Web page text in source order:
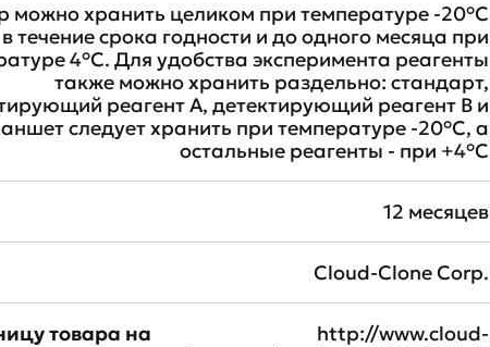
можно хранить целиком при температуре -20°C
в течение срока годности и до одного месяца при
4°C. Для удобства эксперимента реагенты
также можно хранить раздельно: стандарт,
реагент A, детектирующий реагент B и
следует хранить при температуре -20°C, а
остальные реагенты - при +4°С
12 месяцев
Cloud-Clone Corp.
товара на
http://www.cloud-